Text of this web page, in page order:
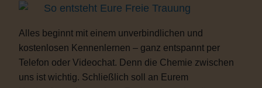
So entsteht Eure Freie Trauung
Alles beginnt mit einem unverbindlichen und
kostenlosen Kennenlernen – ganz entspannt per
Telefon oder Videochat. Denn die Chemie zwischen
uns ist wichtig. Schließlich soll an Eurem